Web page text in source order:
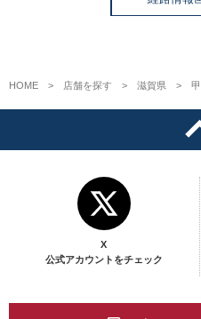
HOME 店舗を探す 滋賀県
X
公式アカウントをチェック